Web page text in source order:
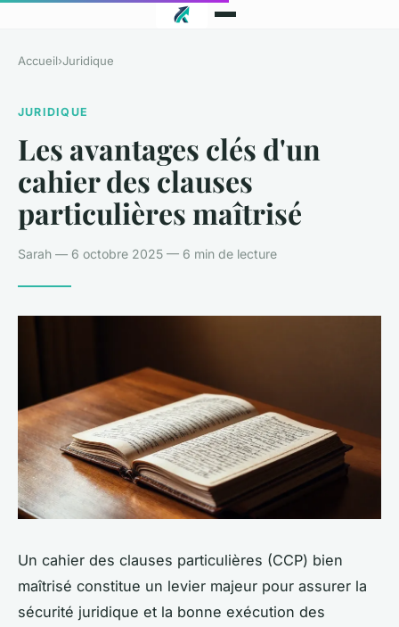
Accueil›Juridique
JURIDIQUE
Les avantages clés d'un
cahier des clauses
particulières maîtrisé
Sarah — 6 octobre 2025 — 6 min de lecture
Un cahier des clauses particulières (CCP) bien
maîtrisé constitue un levier majeur pour assurer la
sécurité juridique et la bonne exécution des